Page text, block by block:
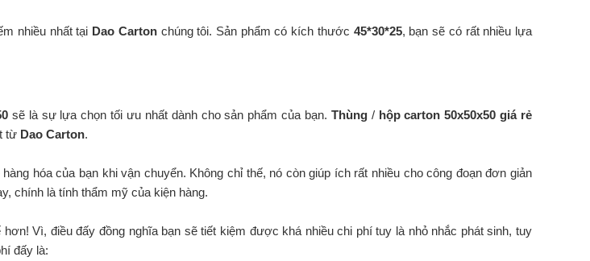
nhiều nhất tại Dao Cartonchúng tôi. Sản phẩm có kích thước 45*30*25, bạn sẽ có rất nhiều lựa
sẽ là sự lựa chọn tối ưu nhất dành cho sản phẩm của bạn. Thùng /hộp carton 50x50x50 giá rẻ
từ Dao Carton.
hóa của bạn khi vận chuyển. Không chỉ thế, nó còn giúp ích rất nhiều cho công đoạn đơn giản
chính là tính thẩm mỹ của kiện hàng.
Vì, điều đấy đồng nghĩa bạn sẽ tiết kiệm được khá nhiều chi phí tuy là nhỏ nhắc phát sinh, tuy
đấy là: